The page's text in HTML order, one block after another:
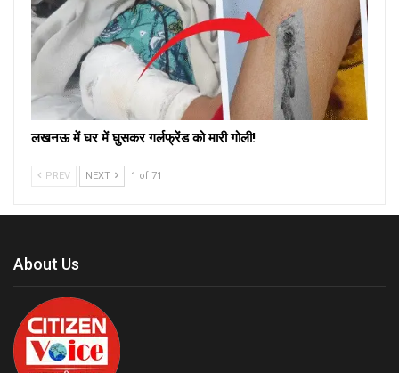
लखनऊ में घर में घुसकर गर्लफ्रेंड को मारी गोली!
PREV NEXT 1 of 71
About Us